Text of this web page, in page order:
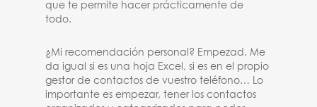
que te permite hacer prácticamente de
todo.
¿Mi recomendación personal? Empezad. Me
da igual si es una hoja Excel, si es en el propio
gestor de contactos de vuestro teléfono… Lo
importante es empezar, tener los contactos